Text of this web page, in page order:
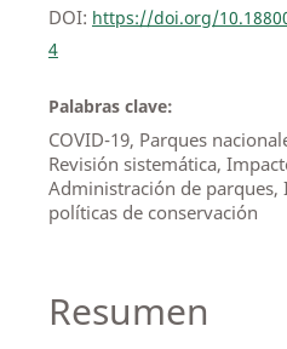
DOI: https://doi.org/
4
Palabras clave:
COVID-19, Parques
Revisión sistemática,
Administración de parques,
políticas de conservación
Resumen